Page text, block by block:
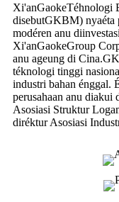
Xi'anGaokeTéhnologi
disebutGKBM) nyaéta
modéren anu
Xi'anGaokeGroup
anu ageung di Cina.
téknologi tinggi
industri bahan énggal.
perusahaan anu
Asosiasi Struktur
diréktur Asosiasi